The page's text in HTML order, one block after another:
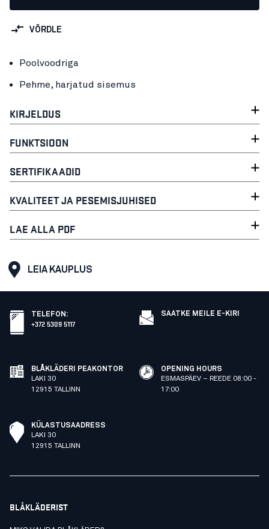
VÕRDLE
Poolvoodriga
Pehme, harjatud sisemus
KIRJELDUS
FUNKTSIOON
SERTIFIKAADID
KVALITEET JA PESEMISJUHISED
LAE ALLA PDF
LEIA KAUPLUS
TELEFON :
+372 5309 5117
SAATKE MEILE E-KIRI
BLÅKLÄDERI PEAKONTOR
LAKI 30
12915 TALLINN
OPENING HOURS
ESMASPÄEV – REEDE 08:00 -
17:00
KÜLASTUSAADRESS
LAKI 30
12915 TALLINN
BLÅKLÄDERIST